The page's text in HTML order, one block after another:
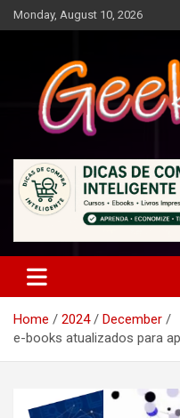
Skip
to
Monday, August 10, 2026
Geek Chic
Home 2024
December
e-books atualizados para